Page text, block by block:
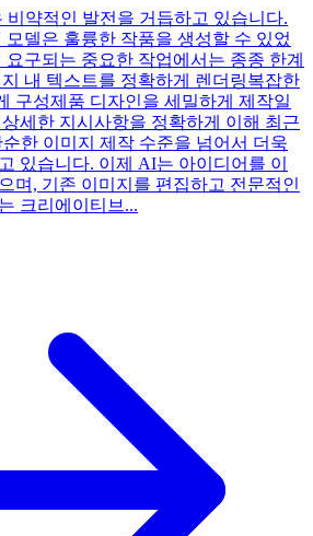
비약적인 발전을 거듭하고 있습니다.
델은 훌륭한 작품을 생성할 수 있었
구되는 중요한 작업에서는 종종 한계
내 텍스트를 정확하게 렌더링복잡한
구성제품 디자인을 세밀하게 제작일
세한 지시사항을 정확하게 이해 최근
한 이미지 제작 수준을 넘어서 더욱
있습니다. 이제 AI는 아이디어를 이
며, 기존 이미지를 편집하고 전문적인
크리에이티브...